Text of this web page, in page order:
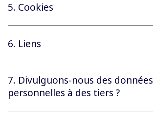
5. Cookies
6. Liens
7. Divulguons-nous des données
personnelles à des tiers ?